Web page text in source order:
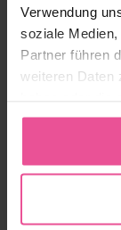
Verwendung
soziale
Partner führen
weiteren Daten
gesammelt